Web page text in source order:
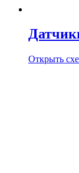
Открыть